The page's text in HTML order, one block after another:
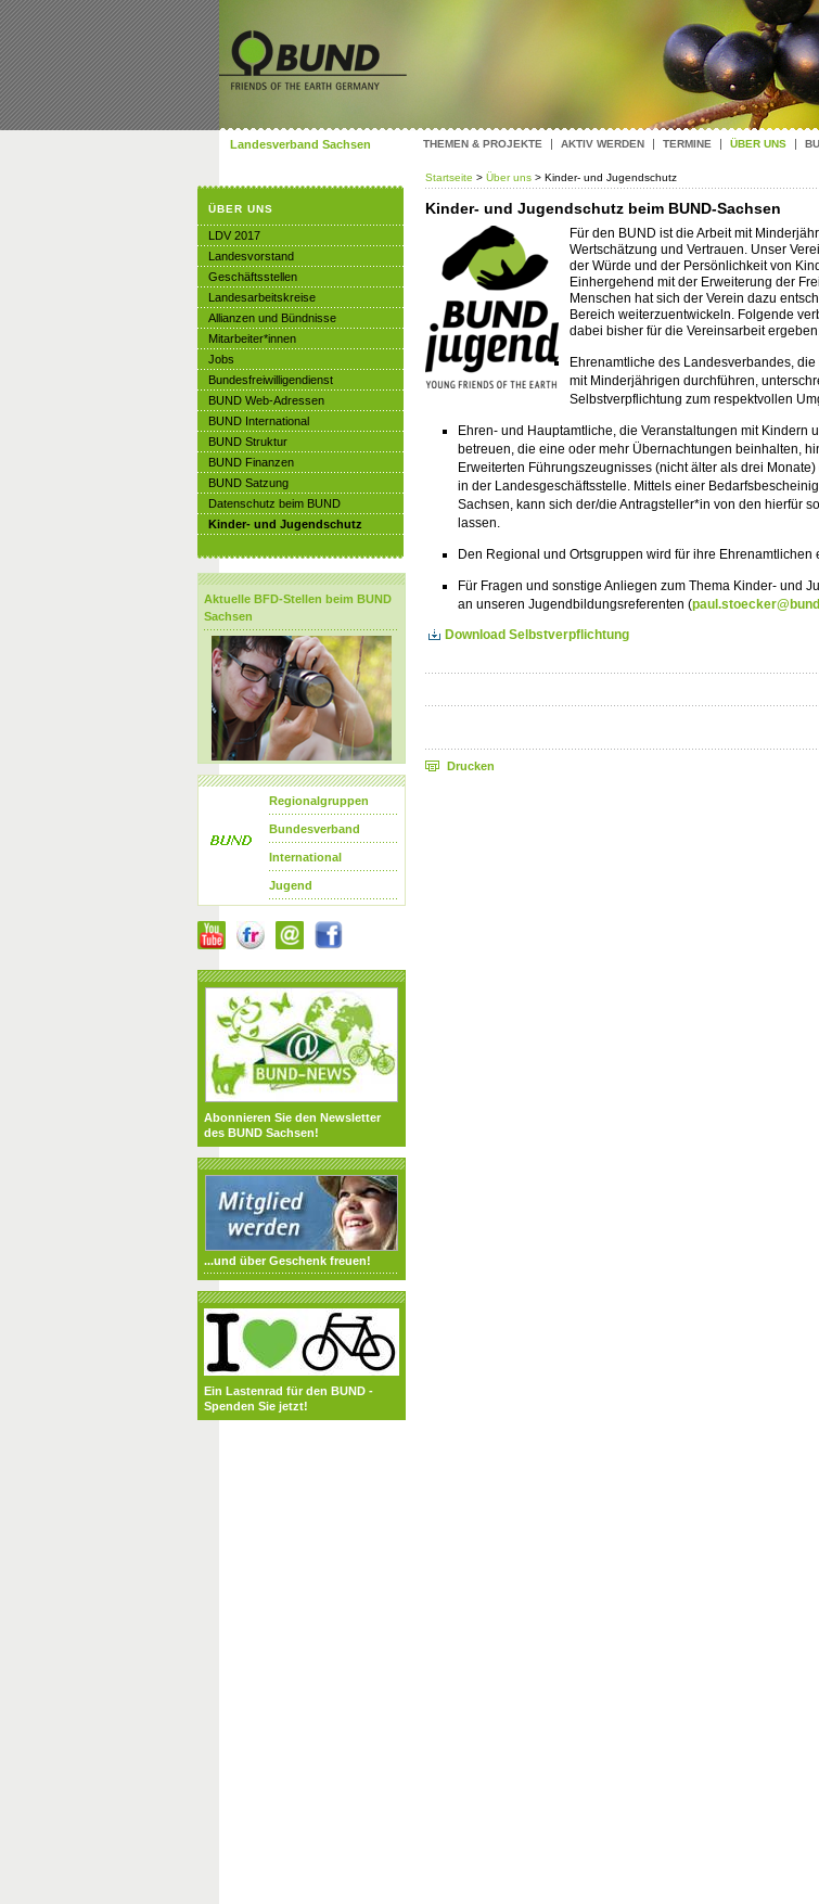
Landesverband Sachsen
Startseite > Über uns > Kinder- und Jugendschutz
Kinder- und Jugendschutz beim BUND-Sachsen
Für den BUND ist die Arbeit mit
Wertschätzung und Vertrauen. Unser
der Würde und der Persönlichkeit von
Einhergehend mit der Erweiterung der
Menschen hat sich der Verein dazu
Bereich weiterzuentwickeln. Folgende
dabei bisher für die Vereinsarbeit
Ehrenamtliche des Landesverbandes,
mit Minderjährigen durchführen,
Selbstverpflichtung zum respektvollen
Ehren- und Hauptamtliche, die Veranstaltungen mit Kindern
betreuen, die eine oder mehr Übernachtungen beinhalten,
Erweiterten Führungszeugnisses (nicht älter als drei
in der Landesgeschäftsstelle. Mittels einer
Sachsen, kann sich der/die Antragsteller*in von den hierfür
lassen.
Den Regional und Ortsgruppen wird für ihre
Für Fragen und sonstige Anliegen zum Thema Kinder- und
an unseren Jugendbildungsreferenten (
Download Selbstverpflichtung
Drucken
ÜBER UNS
LDV 2017
Landesvorstand
Geschäftsstellen
Landesarbeitskreise
Allianzen und Bündnisse
Mitarbeiter*innen
Jobs
Bundesfreiwilligendienst
BUND Web-Adressen
BUND International
BUND Struktur
BUND Finanzen
BUND Satzung
Datenschutz beim BUND
Kinder- und Jugendschutz
Aktuelle BFD-Stellen beim BUND
Sachsen
Regionalgruppen
Bundesverband
International
Jugend
Abonnieren Sie den Newsletter
des BUND Sachsen!
...und über Geschenk freuen!
Ein Lastenrad für den BUND -
Spenden Sie jetzt!
THEMEN & PROJEKTE AKTIV WERDEN TERMINE ÜBER UNS